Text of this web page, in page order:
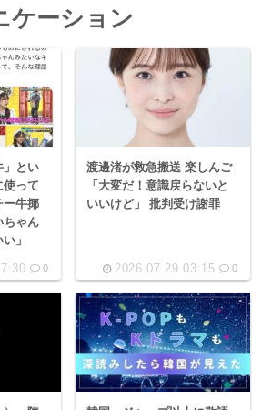
ケーション
」とい
使って
牛揶
ちゃん
」
0
渡邊渚が救急搬送 楽しんご
「大変だ！意識戻らないと
いいけど」 批判受け謝罪
2026.07.29 03:15 0